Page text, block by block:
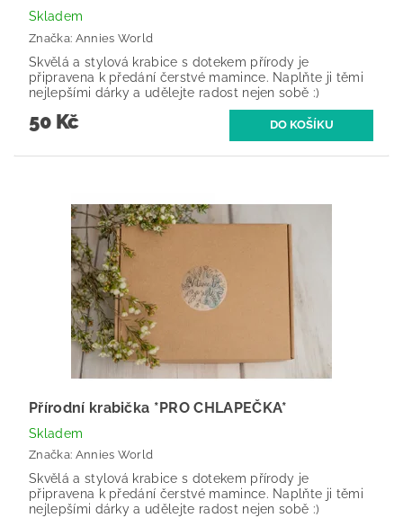
Skladem
Značka: Annies World
Skvělá a stylová krabice s dotekem přírody je
připravena k předání čerstvé mamince. Naplňte ji těmi
nejlepšími dárky a udělejte radost nejen sobě :)
50 Kč
Přírodní krabička *PRO CHLAPEČKA*
Skladem
Značka: Annies World
Skvělá a stylová krabice s dotekem přírody je
připravena k předání čerstvé mamince. Naplňte ji těmi
nejlepšími dárky a udělejte radost nejen sobě :)